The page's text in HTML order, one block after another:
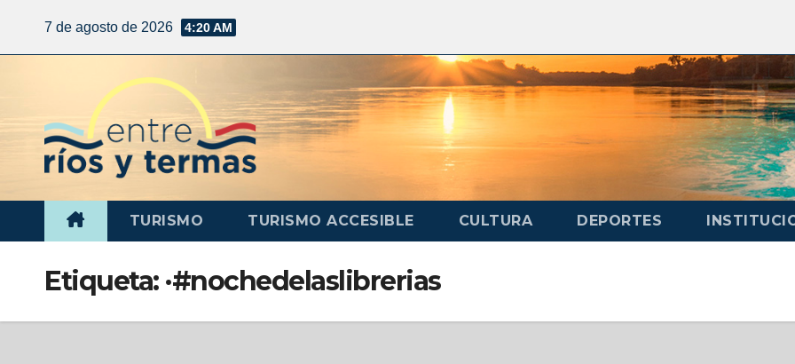
7 de agosto de 2026 4:20 AM
TURISMO TURISMO ACCESIBLE CULTURA DEPORTES
Etiqueta: ·#nochedelaslibrerias